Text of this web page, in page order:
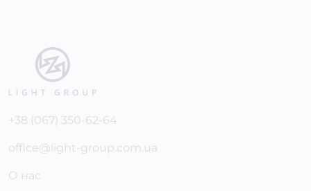
+38 (067) 350-62-64
office@light-group.com.ua
О нас